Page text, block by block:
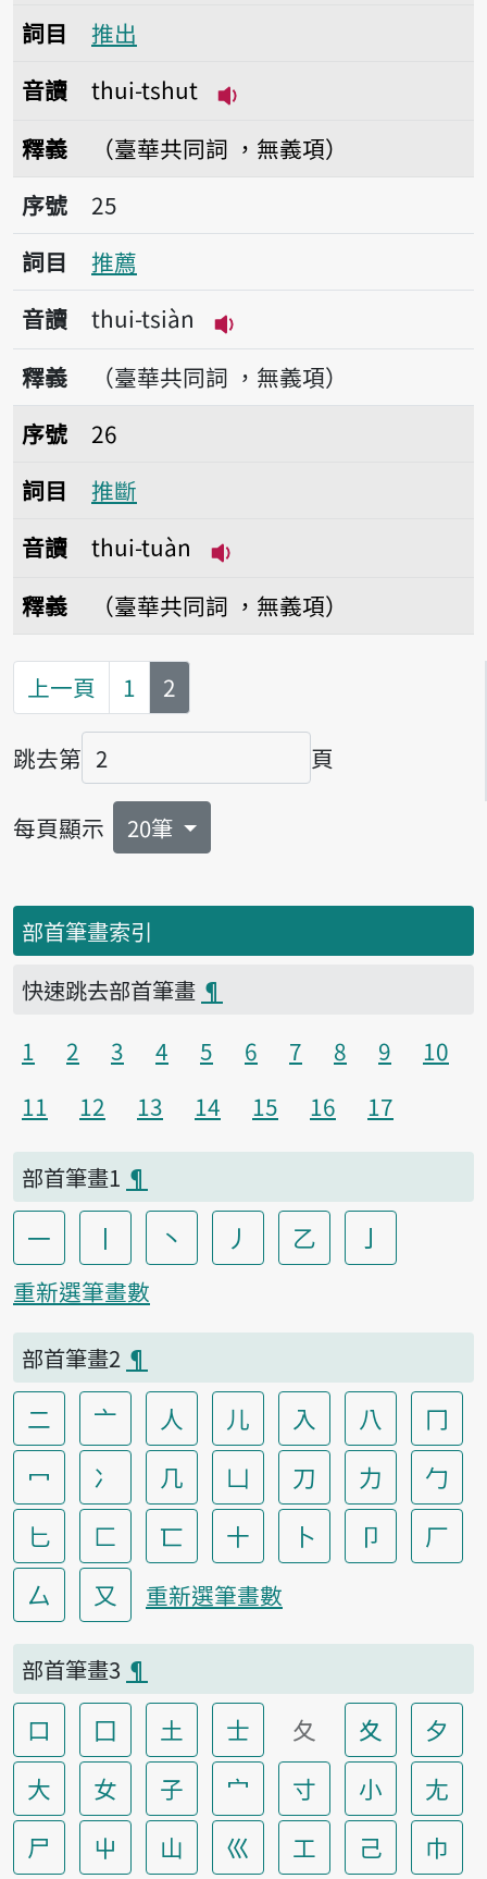
詞目
推出
音讀
thui-tshut
釋義
（臺華共同詞 ，無義項）
序號25推薦
序號
25
詞目
推薦
音讀
thui-tsiàn
播放音讀thui-tsiàn
釋義
（臺華共同詞 ，無義項）
序號26推斷
序號
26
詞目
推斷
音讀
thui-tuàn
釋義 （臺華共同詞 ，無義項）
上一頁 1 第
2
跳去第
頁碼
頁
每頁顯示 20筆
部首筆畫索引
快速跳去部首筆畫 ¶
1
2 3 4 5 6 7 8 9
10
11
12 13 14 15 16 17
部首筆畫1 ¶
一 丨 丶 丿 乙 亅
重新選筆畫數
部首筆畫2 ¶
二 亠 人 儿 入 八
冂
冖
冫 几 凵 刀 力
勹
匕
匚 匸 十 卜 卩
厂
厶
又 重新選筆畫數
部首筆畫3 ¶
口 囗 土 士 夂 夊
夕
大
女 子 宀 寸 小
尢
尸
屮 山 巛 工 己 巾